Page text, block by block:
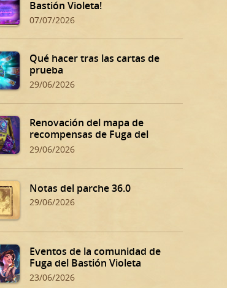
Bastión Violeta!
07/07/2026
Qué hacer tras las cartas de
prueba
29/06/2026
Renovación del mapa de
recompensas de Fuga del
Bastión Violeta
29/06/2026
Notas del parche 36.0
29/06/2026
Eventos de la comunidad de
Fuga del Bastión Violeta
23/06/2026